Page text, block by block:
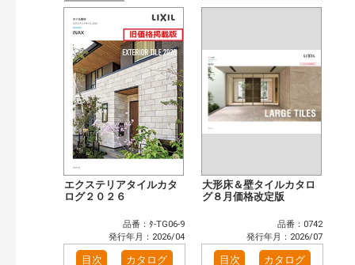
エクステリアタイルカタ
ログ２０２６
品番：ﾀ-TG06-9
発行年月：2026/04
目次 カタログ
大形床＆壁タイルカタロ
グ８月価格改定版
品番：0742
発行年月：2026/07
目次 カタログ